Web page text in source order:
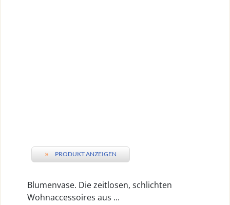
» PRODUKT ANZEIGEN
Blumenvase. Die zeitlosen, schlichten
Wohnaccessoires aus ...